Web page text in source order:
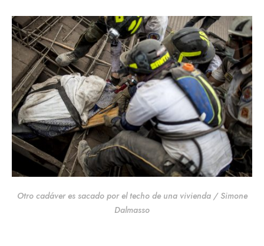
Otro cadáver es sacado por el techo de una vivienda / Simone
Dalmasso